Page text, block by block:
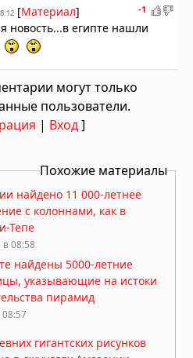
-1
[Материал]
новость...в египте нашли
могут только
пользователи.
| Вход]
Похожие материалы
найдено 11 000-летнее
с колоннами, как в
Тепе
в 08:58
найдены 5000-летние
указывающие на истоки
пирамид
гигантских рисунков